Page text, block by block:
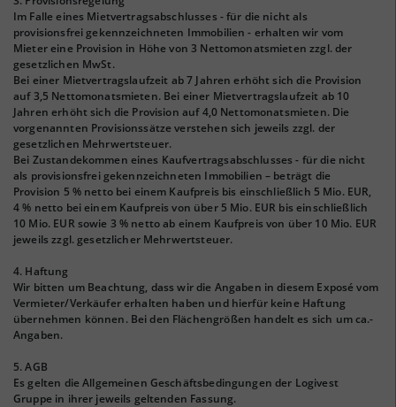
Im Falle eines Mietvertragsabschlusses - für die nicht als
provisionsfrei gekennzeichneten Immobilien - erhalten wir vom
Mieter eine Provision in Höhe von 3 Nettomonatsmieten zzgl. der
gesetzlichen MwSt.
Bei einer Mietvertragslaufzeit ab 7 Jahren erhöht sich die Provision
auf 3,5 Nettomonatsmieten. Bei einer Mietvertragslaufzeit ab 10
Jahren erhöht sich die Provision auf 4,0 Nettomonatsmieten. Die
vorgenannten Provisionssätze verstehen sich jeweils zzgl. der
gesetzlichen Mehrwertsteuer.
Bei Zustandekommen eines Kaufvertragsabschlusses - für die nicht
als provisionsfrei gekennzeichneten Immobilien – beträgt die
Provision 5 % netto bei einem Kaufpreis bis einschließlich 5 Mio. EUR,
4 % netto bei einem Kaufpreis von über 5 Mio. EUR bis einschließlich
10 Mio. EUR sowie 3 % netto ab einem Kaufpreis von über 10 Mio. EUR
jeweils zzgl. gesetzlicher Mehrwertsteuer.
4. Haftung
Wir bitten um Beachtung, dass wir die Angaben in diesem Exposé vom
Vermieter/Verkäufer erhalten haben und hierfür keine Haftung
übernehmen können. Bei den Flächengrößen handelt es sich um ca.-
Angaben.
5. AGB
Es gelten die Allgemeinen Geschäftsbedingungen der Logivest
Gruppe in ihrer jeweils geltenden Fassung.